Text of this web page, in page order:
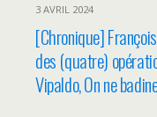
3 AVRIL 2024
[Chronique]
des (quatre)
Vipaldo, On ne